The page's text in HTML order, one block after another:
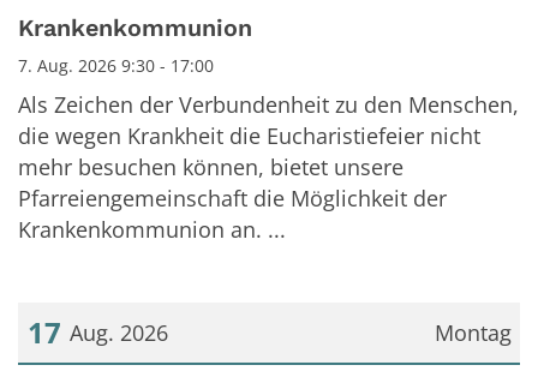
Datum: 7. August 2026
Krankenkommunion
7. Aug. 2026 9:30 - 17:00
Als Zeichen der Verbundenheit zu den Menschen,
die wegen Krankheit die Eucharistiefeier nicht
mehr besuchen können, bietet unsere
Pfarreiengemeinschaft die Möglichkeit der
Krankenkommunion an. ...
Montag
17 Aug. 2026